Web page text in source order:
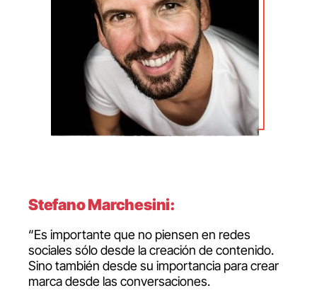
Stefano Marchesini:
“Es importante que no piensen en redes
sociales sólo desde la creación de contenido.
Sino también desde su importancia para crear
marca desde las conversaciones.